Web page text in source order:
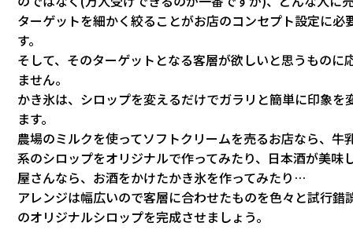
ターゲットを細かく絞ることがお店のコンセプト設定に必
す。
そして、そのターゲットとなる客層が欲しいと思うものに
ません。
かき氷は、シロップを変えるだけでガラリと簡単に印象を
ます。
農場のミルクを使ってソフトクリームを売るお店なら、牛
系のシロップをオリジナルで作ってみたり、日本酒が美味
屋さんなら、お酒をかけたかき氷を作ってみたり…
アレンジは幅広いので客層に合わせたものを色々と試行錯
のオリジナルシロップを完成させましょう。